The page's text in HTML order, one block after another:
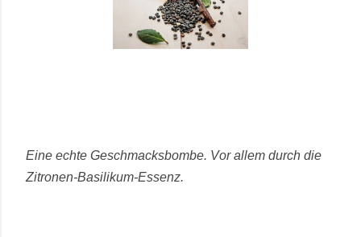
Eine echte Geschmacksbombe. Vor allem durch die
Zitronen-Basilikum-Essenz.